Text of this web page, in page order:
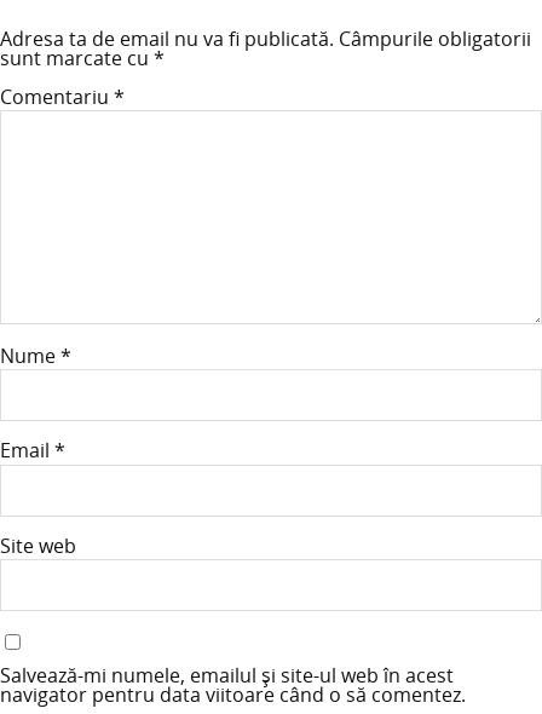
Adresa ta de email nu va fi publicată. Câmpurile obligatorii
sunt marcate cu *
Comentariu *
Nume*
Email *
Site web
Salvează-mi numele, emailul și site-ul web în acest
navigator pentru data viitoare când o să comentez.